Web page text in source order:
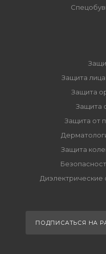
Защита
Защита
Защита
Защита от
Защита
Диэлектрические
ПОДПИСАТЬСЯ НА